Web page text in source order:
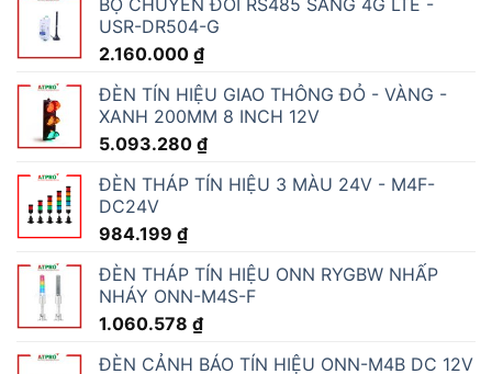
USR-DR504-G
2.160.000 ₫
ĐÈN TÍN HIỆU GIAO THÔNG ĐỎ - VÀNG -
XANH 200MM 8 INCH 12V
5.093.280 ₫
ĐÈN THÁP TÍN HIỆU 3 MÀU 24V - M4F-
DC24V
984.199 ₫
ĐÈN THÁP TÍN HIỆU ONN RYGBW NHẤP
NHÁY ONN-M4S-F
1.060.578 ₫
ĐÈN CẢNH BÁO TÍN HIỆU ONN-M4B DC 12V